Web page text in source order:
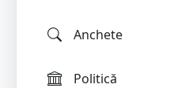
Anchete
Politică